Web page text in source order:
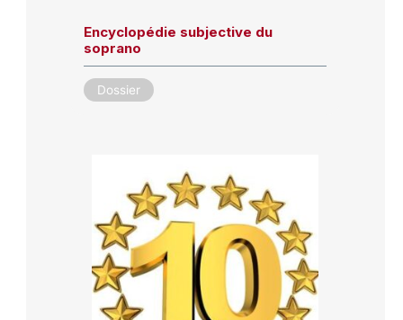
Encyclopédie subjective du
soprano
Dossier